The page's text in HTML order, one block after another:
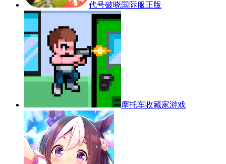
代号破晓国际服正版
摩托车收藏家游戏